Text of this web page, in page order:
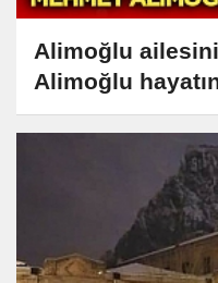
Alimoğlu
Alimoğlu